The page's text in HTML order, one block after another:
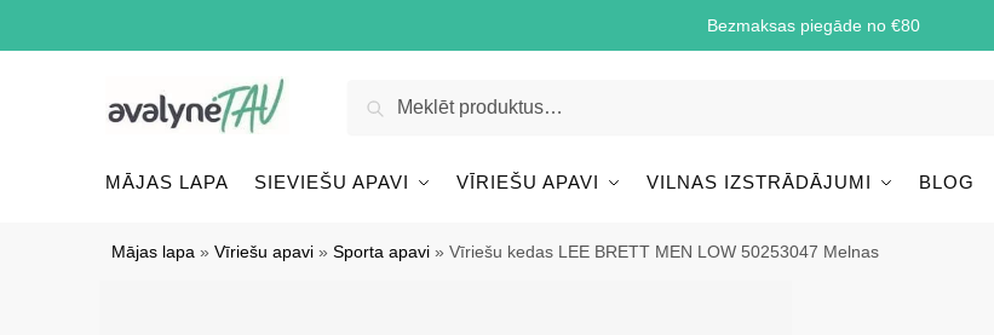
Bezmaksas piegāde no €80
Meklēt
MĀJAS LAPA SIEVIEŠU APAVI VĪRIEŠU APAVI VILNAS IZSTRĀDĀJUMI BLOG
Mājas lapa »Vīriešu apavi »Sporta apavi »Vīriešu kedas LEE BRETT MEN LOW 50253047 Melnas